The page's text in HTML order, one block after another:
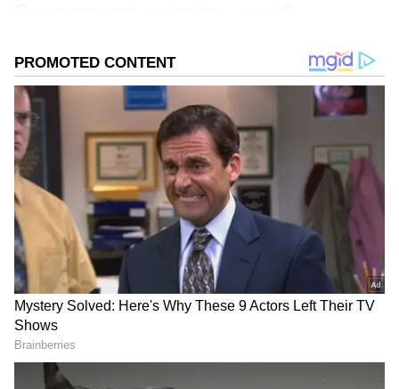
திட்டங்கள் மிக முக்கியப் பங்கு
வகிக்கின்றன. புதுச்சேரி மற்றும் தமிழ்நாடு
ஆகிய மாநிலங்களில் பெண்களுக்கான
மாதாந்திர உதவித்தொகையை ரூ.2,500 ஆக
வழங்குவது மற்றும் உயர்த்துவது குறித்த
அதிகாரப்பூர்வ அறிவிப்புகள் மற்றும்
எதிர்பார்ப்புகள் தற்சமயம் பெண்கள்
மத்தியில் பெரும் மகிழ்ச்சியை
ஏற்படுத்தியுள்ளன. ஜூன் 15 ஆம் தேதிக்கு
பிறகு இது குறித்த முக்கிய அறிவிப்புகள்
வெளியாகும் என எதிர்பார்க்கப்படும்
நிலையில், மகளிர் உரிமை தொகையை